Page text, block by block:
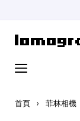
首頁 › 菲林相機